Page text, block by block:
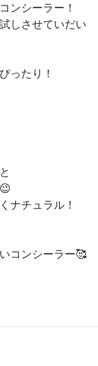
ンシーラー！
しさせていだい
ったり！
ナチュラル！
コンシーラー🥰